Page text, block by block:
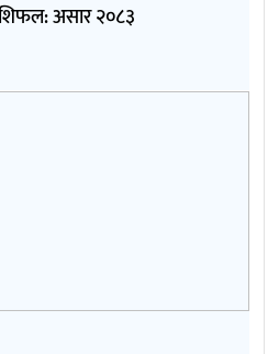
असार २०८३